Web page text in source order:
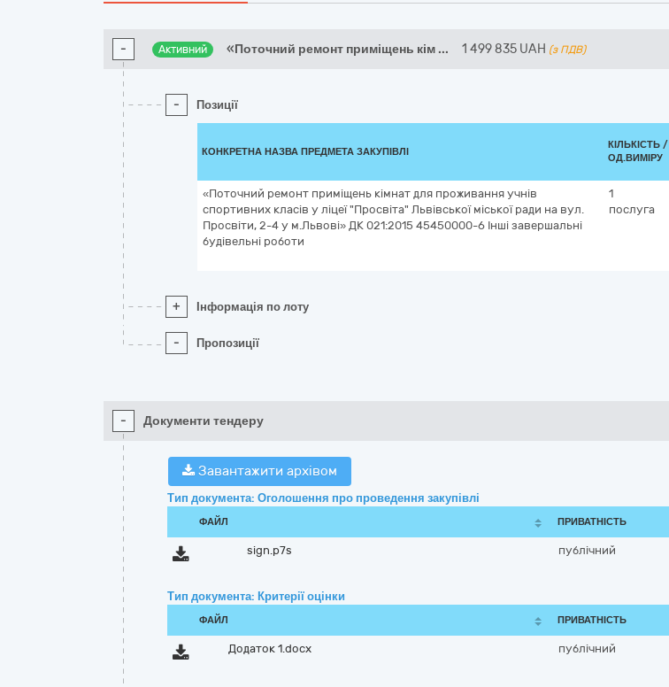
- Активний «Поточний ремонт приміщень кім ... 1 499 835 UAH (з ПДВ)
- Позиції
КОНКРЕТНА НАЗВА ПРЕДМЕТА ЗАКУПІВЛІ
КІЛЬКІСТЬ /
ОД.ВИМІРУ
«Поточний ремонт приміщень кімнат для проживання учнів
спортивних класів у ліцеї "Просвіта" Львівської міської ради на вул.
Просвіти, 2-4 у м.Львові» ДК 021:2015 45450000-6 Інші завершальні
будівельні роботи
1
послуга
+ Інформація по лоту
- Пропозиції
- Документи тендеру
Завантажити архівом
Тип документа: Оголошення про проведення закупівлі
ФАЙЛ ПРИВАТНІСТЬ
sign.p7s публічний
Тип документа: Критерії оцінки
ФАЙЛ ПРИВАТНІСТЬ
Додаток 1.docx публічний